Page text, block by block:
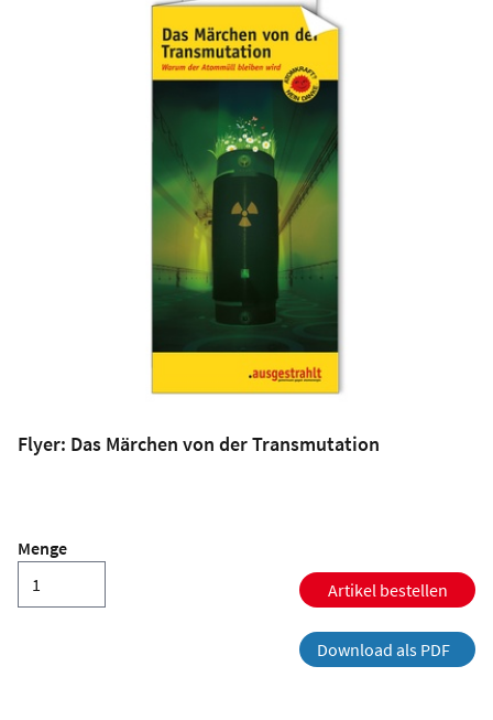
Flyer: Das Märchen von der Transmutation
Menge
Artikel bestellen
Download als PDF